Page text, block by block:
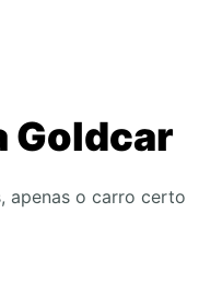
Goldcar
apenas o carro certo